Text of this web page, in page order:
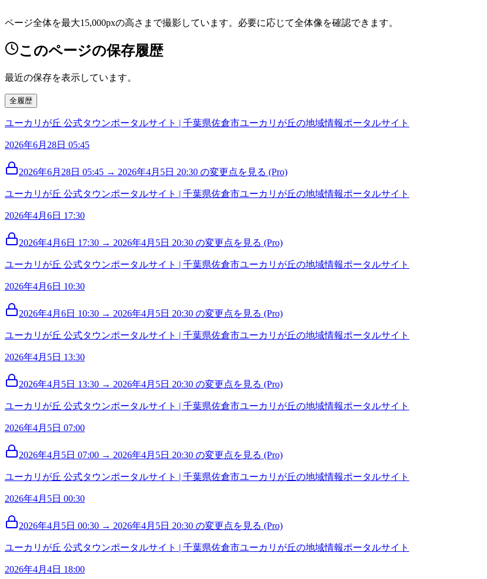
ページ全体を最大15,000pxの高さまで撮影しています。必要に応じて全体像を確認できます。
このページの保存履歴
最近の保存を表示しています。
全履歴
ユーカリが丘 公式タウンポータルサイト | 千葉県佐倉市ユーカリが丘の地域情報ポータルサイト
2026年6月28日 05:45
2026年6月28日 05:45 → 2026年4月5日 20:30 の変更点を見る (Pro)
ユーカリが丘 公式タウンポータルサイト | 千葉県佐倉市ユーカリが丘の地域情報ポータルサイト
2026年4月6日 17:30
2026年4月6日 17:30 → 2026年4月5日 20:30 の変更点を見る (Pro)
ユーカリが丘 公式タウンポータルサイト | 千葉県佐倉市ユーカリが丘の地域情報ポータルサイト
2026年4月6日 10:30
2026年4月6日 10:30 → 2026年4月5日 20:30 の変更点を見る (Pro)
ユーカリが丘 公式タウンポータルサイト | 千葉県佐倉市ユーカリが丘の地域情報ポータルサイト
2026年4月5日 13:30
2026年4月5日 13:30 → 2026年4月5日 20:30 の変更点を見る (Pro)
ユーカリが丘 公式タウンポータルサイト | 千葉県佐倉市ユーカリが丘の地域情報ポータルサイト
2026年4月5日 07:00
2026年4月5日 07:00 → 2026年4月5日 20:30 の変更点を見る (Pro)
ユーカリが丘 公式タウンポータルサイト | 千葉県佐倉市ユーカリが丘の地域情報ポータルサイト
2026年4月5日 00:30
2026年4月5日 00:30 → 2026年4月5日 20:30 の変更点を見る (Pro)
ユーカリが丘 公式タウンポータルサイト | 千葉県佐倉市ユーカリが丘の地域情報ポータルサイト
2026年4月4日 18:00